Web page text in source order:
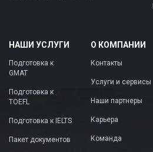
НАШИ УСЛУГИ
Подготовка к
GMAT
Подготовка к
TOEFL
Подготовка к IELTS
Пакет документов
О КОМПАНИИ
Контакты
Услуги и сервисы
Наши партнеры
Карьера
Команда